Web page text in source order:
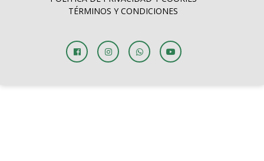
TÉRMINOS Y CONDICIONES